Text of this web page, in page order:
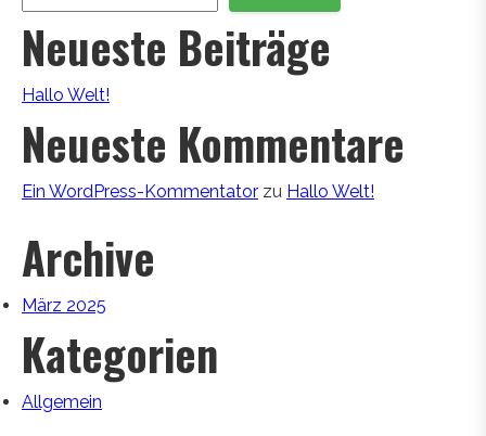
Neueste Beiträge
Hallo Welt!
Neueste Kommentare
Ein WordPress-Kommentator zu Hallo Welt!
Archive
März 2025
Kategorien
Allgemein